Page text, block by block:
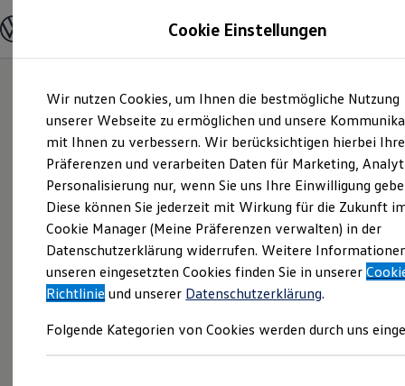
Hauptinhalt
springen
Footer
springen
Modelle und Konfigurator
Modelle vergleichen
Elektroautos
ENERGY Sondermodelle
Nutzfahrzeuge
SUV und CUV
Familienautos
Kombis
Kompaktwagen
Sportwagen
Schnell verfügbare Fahrzeuge
Angebote und Produkte
Aktuelle Angebote
E-Auto-Förderung
Volkswagen Marktplatz
Junge Gebrauchtwagen und Gebrauchtwagen
Cookie Einstellungen
Wir nutzen Cookies, um Ihnen die bestmögliche Nutzung
unserer Webseite zu ermöglichen und unsere
mit Ihnen zu verbessern. Wir berücksichtigen hierbei Ihre
Präferenzen und verarbeiten Daten für Marketing,
Personalisierung nur, wenn Sie uns Ihre Einwilligung
Diese können Sie jederzeit mit Wirkung für die Zukunft
Cookie Manager (Meine Präferenzen verwalten) in der
Datenschutzerklärung widerrufen. Weitere
unseren eingesetzten Cookies finden Sie in unserer
Richtlinie und unserer Datenschutzerklärung.
Folgende Kategorien von Cookies werden durch uns